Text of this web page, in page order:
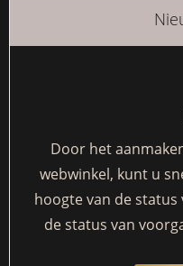
Door het
webwinkel, kunt u
hoogte van de
de status van